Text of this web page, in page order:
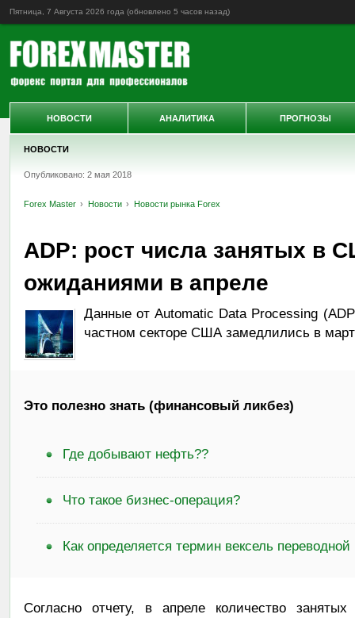
Пятница, 7 Августа 2026 года (обновлено 5 часов назад)
НОВОСТИ
Опубликовано: 2 мая 2018
Forex Master Новости Новости рынка Forex
ADP: рост числа занятых в
ожиданиями в апреле
Данные от Automatic Data Processing
частном секторе США замедлились в
Это полезно знать (финансовый ликбез)
Где добывают нефть??
Что такое бизнес-операция?
Как определяется термин вексель переводной
Согласно отчету, в апреле количество
НОВОСТИ АНАЛИТИКА ПРОГНОЗЫ